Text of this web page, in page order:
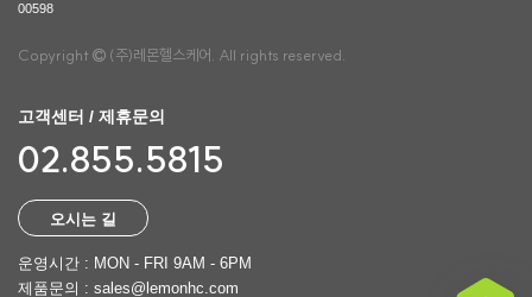
00598
Copyright (주)레몬헬스케어. All rights reserved.
고객센터 / 제휴문의
02.855.5815
오시는 길
운영시간 : MON - FRI 9AM - 6PM
제품문의 : sales@lemonhc.com